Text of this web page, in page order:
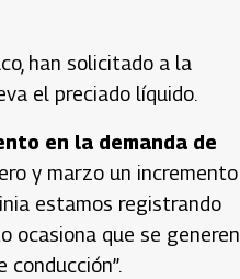
han solicitado a la
el preciado líquido.
en la demanda de
y marzo un
estamos registrando
ocasiona que se generen